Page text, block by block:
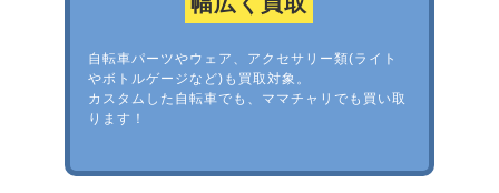
自転車パーツやウェア、アクセサリー類(ライト
やボトルゲージなど)も買取対象。
カスタムした自転車でも、ママチャリでも買い取
ります！